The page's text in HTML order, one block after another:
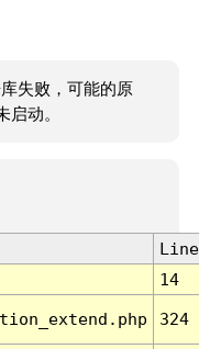
失败，可能的原
启动。
Line
14
324